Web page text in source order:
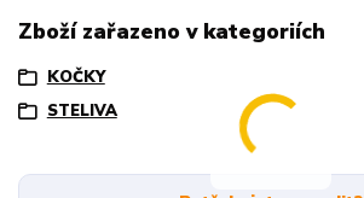
Zboží zařazeno v kategoriích
KOČKY
STELIVA